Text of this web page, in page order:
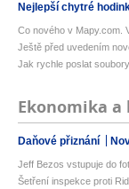
Nejlepší chytré
Co nového v Mapy.com.
Ještě před uvedením
Jak rychle poslat
Ekonomika a
Daňové přiznání
Jeff Bezos vstupuje do
Šetření inspekce proti